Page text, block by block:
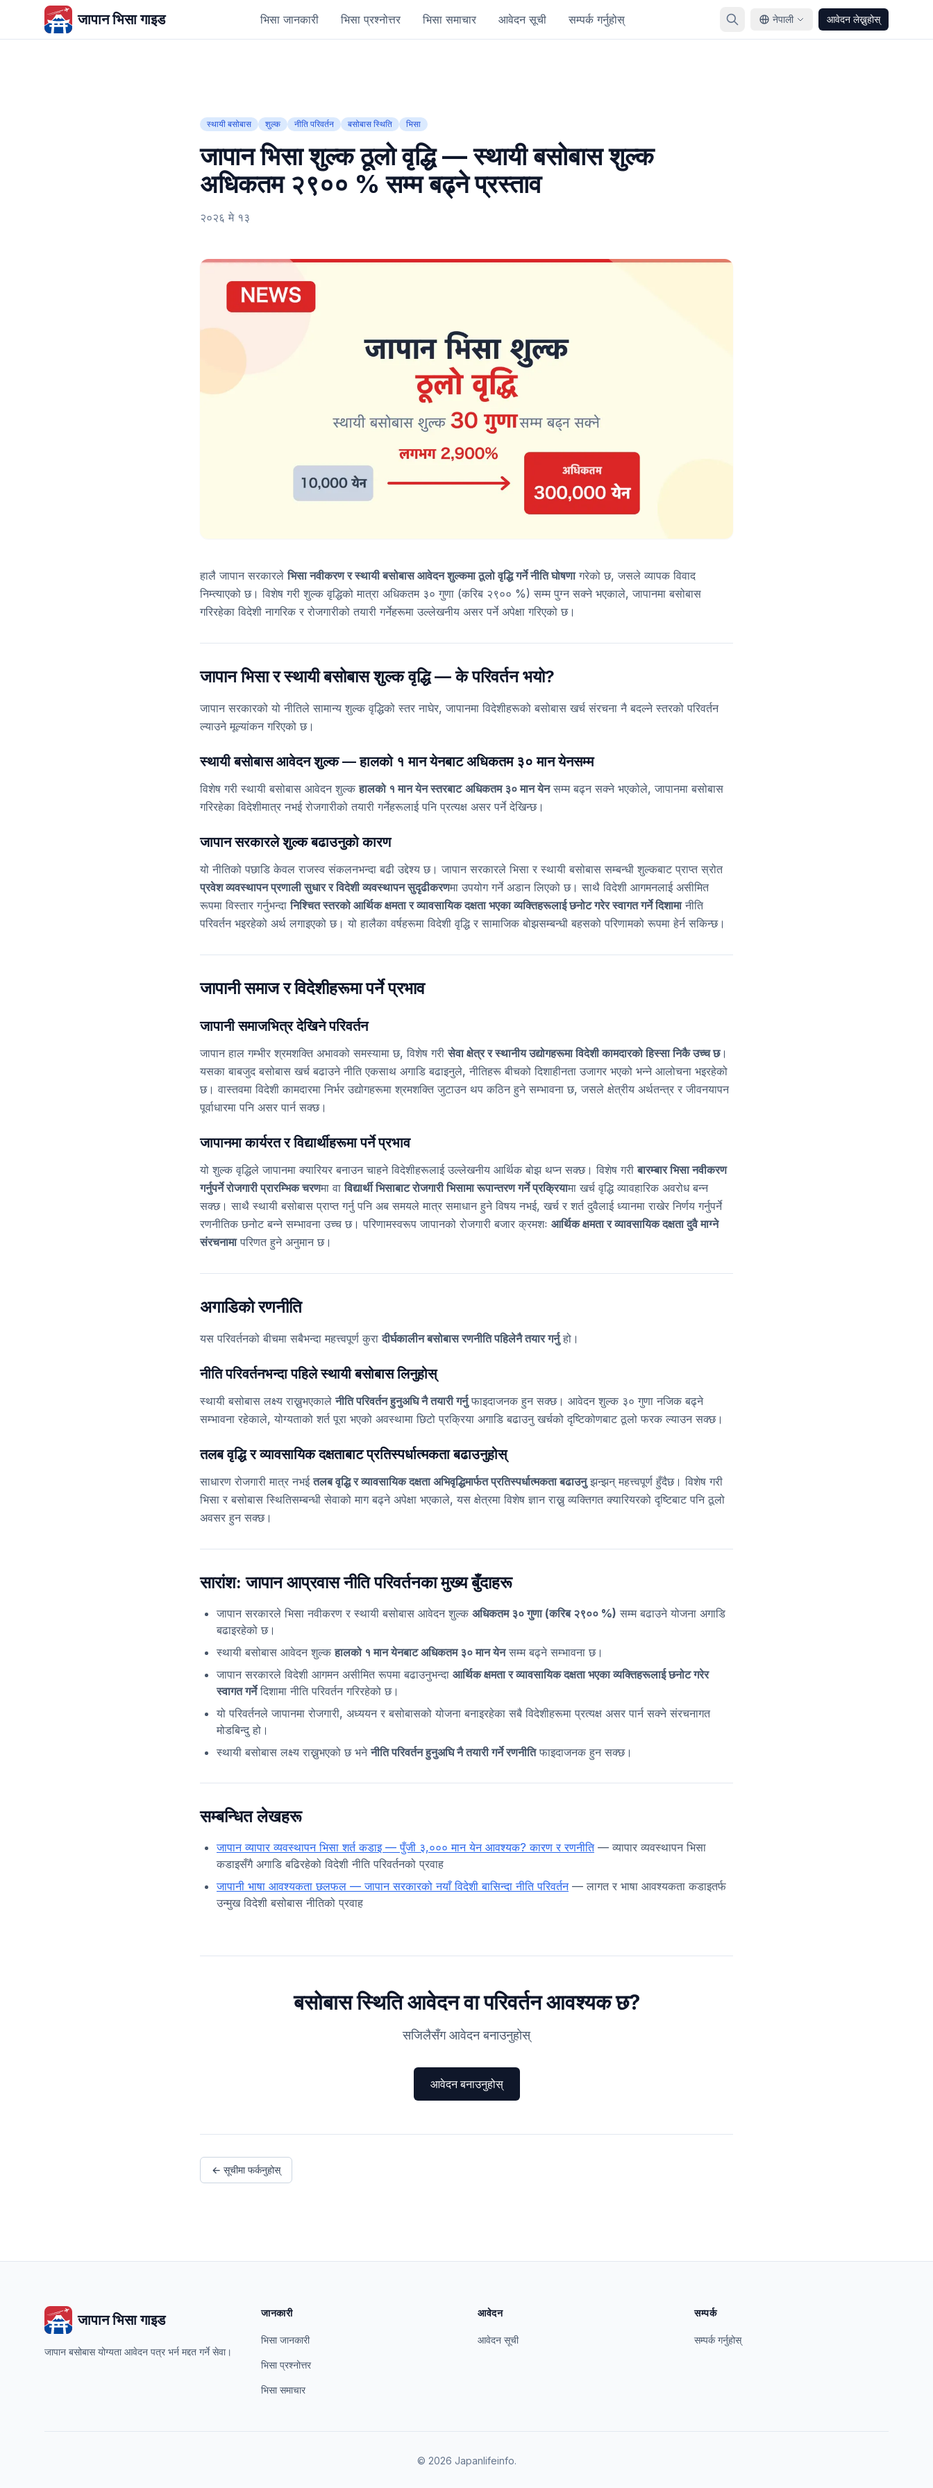
जापान भिसा गाइड भिसा जानकारी भिसा प्रश्नोत्तर भिसा समाचार आवेदन सूची सम्पर्क गर्नुहोस् नेपाली आवेदन लेख्नुहोस्
स्थायी बसोबास शुल्क नीति परिवर्तन बसोबास स्थिति भिसा
जापान भिसा शुल्क ठूलो वृद्धि — स्थायी बसोबास शुल्क
अधिकतम २९०० % सम्म बढ्ने प्रस्ताव
२०२६ मे १३
हालै जापान सरकारलेभिसा नवीकरण र स्थायी बसोबास आवेदन शुल्कमा ठूलो वृद्धि गर्ने नीति घोषणागरेको छ, जसले व्यापक विवाद
निम्त्याएको छ। विशेष गरी शुल्क वृद्धिको मात्रा अधिकतम ३० गुणा (करिब २९०० %) सम्म पुग्न सक्ने भएकाले, जापानमा बसोबास
गरिरहेका विदेशी नागरिक र रोजगारीको तयारी गर्नेहरूमा उल्लेखनीय असर पर्ने अपेक्षा गरिएको छ।
जापान भिसा र स्थायी बसोबास शुल्क वृद्धि — के परिवर्तन भयो?
जापान सरकारको यो नीतिले सामान्य शुल्क वृद्धिको स्तर नाघेर, जापानमा विदेशीहरूको बसोबास खर्च संरचना नै बदल्ने स्तरको परिवर्तन
ल्याउने मूल्यांकन गरिएको छ।
स्थायी बसोबास आवेदन शुल्क — हालको १ मान येनबाट अधिकतम ३० मान येनसम्म
विशेष गरी स्थायी बसोबास आवेदन शुल्कहालको १ मान येन स्तरबाट अधिकतम ३० मान येनसम्म बढ्न सक्ने भएकोले, जापानमा बसोबास
गरिरहेका विदेशीमात्र नभई रोजगारीको तयारी गर्नेहरूलाई पनि प्रत्यक्ष असर पर्ने देखिन्छ।
जापान सरकारले शुल्क बढाउनुको कारण
यो नीतिको पछाडि केवल राजस्व संकलनभन्दा बढी उद्देश्य छ। जापान सरकारले भिसा र स्थायी बसोबास सम्बन्धी शुल्कबाट प्राप्त स्रोत
प्रवेश व्यवस्थापन प्रणाली सुधार र विदेशी व्यवस्थापन सुदृढीकरणमा उपयोग गर्ने अडान लिएको छ। साथै विदेशी आगमनलाई असीमित
रूपमा विस्तार गर्नुभन्दानिश्चित स्तरको आर्थिक क्षमता र व्यावसायिक दक्षता भएका व्यक्तिहरूलाई छनोट गरेर स्वागत गर्ने दिशामानीति
परिवर्तन भइरहेको अर्थ लगाइएको छ। यो हालैका वर्षहरूमा विदेशी वृद्धि र सामाजिक बोझसम्बन्धी बहसको परिणामको रूपमा हेर्न सकिन्छ।
जापानी समाज र विदेशीहरूमा पर्ने प्रभाव
जापानी समाजभित्र देखिने परिवर्तन
जापान हाल गम्भीर श्रमशक्ति अभावको समस्यामा छ, विशेष गरीसेवा क्षेत्र र स्थानीय उद्योगहरूमा विदेशी कामदारको हिस्सा निकै उच्च छ।
यसका बाबजुद बसोबास खर्च बढाउने नीति एकसाथ अगाडि बढाइनुले, नीतिहरू बीचको दिशाहीनता उजागर भएको भन्ने आलोचना भइरहेको
छ। वास्तवमा विदेशी कामदारमा निर्भर उद्योगहरूमा श्रमशक्ति जुटाउन थप कठिन हुने सम्भावना छ, जसले क्षेत्रीय अर्थतन्त्र र जीवनयापन
पूर्वाधारमा पनि असर पार्न सक्छ।
जापानमा कार्यरत र विद्यार्थीहरूमा पर्ने प्रभाव
यो शुल्क वृद्धिले जापानमा क्यारियर बनाउन चाहने विदेशीहरूलाई उल्लेखनीय आर्थिक बोझ थप्न सक्छ। विशेष गरीबारम्बार भिसा नवीकरण
गर्नुपर्ने रोजगारी प्रारम्भिक चरणमा वाविद्यार्थी भिसाबाट रोजगारी भिसामा रूपान्तरण गर्ने प्रक्रियामा खर्च वृद्धि व्यावहारिक अवरोध बन्न
सक्छ। साथै स्थायी बसोबास प्राप्त गर्नु पनि अब समयले मात्र समाधान हुने विषय नभई, खर्च र शर्त दुवैलाई ध्यानमा राखेर निर्णय गर्नुपर्ने
रणनीतिक छनोट बन्ने सम्भावना उच्च छ। परिणामस्वरूप जापानको रोजगारी बजार क्रमशः आर्थिक क्षमता र व्यावसायिक दक्षता दुवै माग्ने
संरचनामापरिणत हुने अनुमान छ।
अगाडिको रणनीति
यस परिवर्तनको बीचमा सबैभन्दा महत्त्वपूर्ण कुरादीर्घकालीन बसोबास रणनीति पहिलेनै तयार गर्नुहो।
नीति परिवर्तनभन्दा पहिले स्थायी बसोबास लिनुहोस्
स्थायी बसोबास लक्ष्य राख्नुभएकालेनीति परिवर्तन हुनुअघि नै तयारी गर्नुफाइदाजनक हुन सक्छ। आवेदन शुल्क ३० गुणा नजिक बढ्ने
सम्भावना रहेकाले, योग्यताको शर्त पूरा भएको अवस्थामा छिटो प्रक्रिया अगाडि बढाउनु खर्चको दृष्टिकोणबाट ठूलो फरक ल्याउन सक्छ।
तलब वृद्धि र व्यावसायिक दक्षताबाट प्रतिस्पर्धात्मकता बढाउनुहोस्
साधारण रोजगारी मात्र नभईतलब वृद्धि र व्यावसायिक दक्षता अभिवृद्धिमार्फत प्रतिस्पर्धात्मकता बढाउनुझन्झन् महत्त्वपूर्ण हुँदैछ। विशेष गरी
भिसा र बसोबास स्थितिसम्बन्धी सेवाको माग बढ्ने अपेक्षा भएकाले, यस क्षेत्रमा विशेष ज्ञान राख्नु व्यक्तिगत क्यारियरको दृष्टिबाट पनि ठूलो
अवसर हुन सक्छ।
सारांश: जापान आप्रवास नीति परिवर्तनका मुख्य बुँदाहरू
जापान सरकारले भिसा नवीकरण र स्थायी बसोबास आवेदन शुल्क अधिकतम ३० गुणा (करिब २९०० %) सम्म बढाउने योजना अगाडि
बढाइरहेको छ।
स्थायी बसोबास आवेदन शुल्कहालको १ मान येनबाट अधिकतम ३० मान येनसम्म बढ्ने सम्भावना छ।
जापान सरकारले विदेशी आगमन असीमित रूपमा बढाउनुभन्दा आर्थिक क्षमता र व्यावसायिक दक्षता भएका व्यक्तिहरूलाई छनोट गरेर
स्वागत गर्नेदिशामा नीति परिवर्तन गरिरहेको छ।
यो परिवर्तनले जापानमा रोजगारी, अध्ययन र बसोबासको योजना बनाइरहेका सबै विदेशीहरूमा प्रत्यक्ष असर पार्न सक्ने संरचनागत
मोडबिन्दु हो।
स्थायी बसोबास लक्ष्य राख्नुभएको छ भनेनीति परिवर्तन हुनुअघि नै तयारी गर्ने रणनीतिफाइदाजनक हुन सक्छ।
सम्बन्धित लेखहरू
जापान व्यापार व्यवस्थापन भिसा शर्त कडाइ — पुँजी ३,००० मान येन आवश्यक? कारण र रणनीति— व्यापार व्यवस्थापन भिसा
कडाइसँगै अगाडि बढिरहेको विदेशी नीति परिवर्तनको प्रवाह
जापानी भाषा आवश्यकता छलफल — जापान सरकारको नयाँ विदेशी बासिन्दा नीति परिवर्तन— लागत र भाषा आवश्यकता कडाइतर्फ
उन्मुख विदेशी बसोबास नीतिको प्रवाह
बसोबास स्थिति आवेदन वा परिवर्तन आवश्यक छ?
सजिलैसँग आवेदन बनाउनुहोस्
आवेदन बनाउनुहोस्
← सूचीमा फर्कनुहोस्
जापान भिसा गाइड
जापान बसोबास योग्यता आवेदन पत्र भर्न मद्दत गर्ने सेवा।
जानकारी
भिसा जानकारी
भिसा प्रश्नोत्तर
भिसा समाचार
आवेदन
आवेदन सूची
सम्पर्क
सम्पर्क गर्नुहोस्
© 2026 Japanlifeinfo.